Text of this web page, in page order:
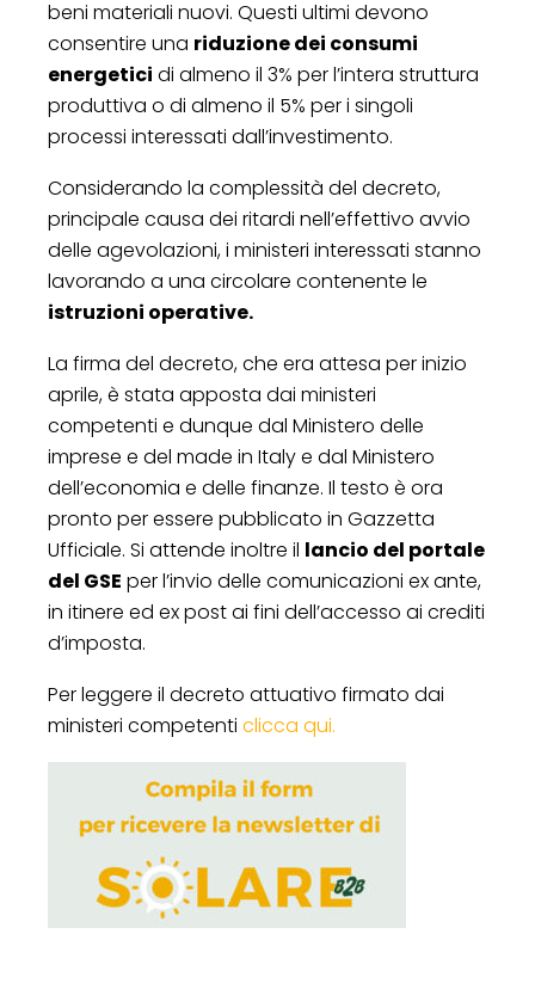
beni materiali nuovi. Questi ultimi devono
consentire una riduzione dei consumi
energetici di almeno il 3% per l’intera struttura
produttiva o di almeno il 5% per i singoli
processi interessati dall’investimento.
Considerando la complessità del decreto,
principale causa dei ritardi nell’effettivo avvio
delle agevolazioni, i ministeri interessati stanno
lavorando a una circolare contenente le
istruzioni operative.
La firma del decreto, che era attesa per inizio
aprile, è stata apposta dai ministeri
competenti e dunque dal Ministero delle
imprese e del made in Italy e dal Ministero
dell’economia e delle finanze. Il testo è ora
pronto per essere pubblicato in Gazzetta
Ufficiale. Si attende inoltre il lancio del portale
del GSE per l’invio delle comunicazioni ex ante,
in itinere ed ex post ai fini dell’accesso ai crediti
d’imposta.
Per leggere il decreto attuativo firmato dai
ministeri competenti clicca qui.